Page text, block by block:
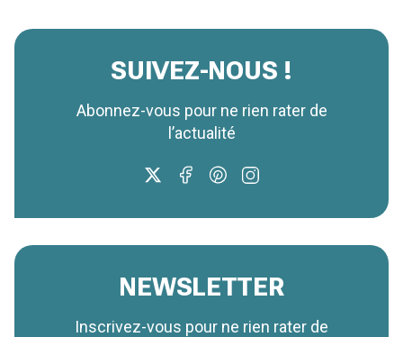
SUIVEZ-NOUS !
Abonnez-vous pour ne rien rater de
l’actualité
NEWSLETTER
Inscrivez-vous pour ne rien rater de